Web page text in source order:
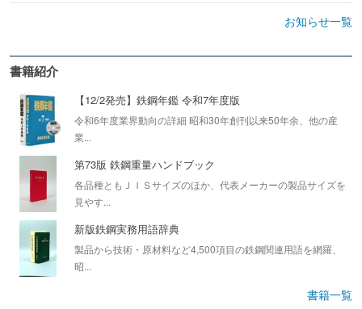
お知らせ一覧
書籍紹介
【12/2発売】鉄鋼年鑑 令和7年度版
令和6年度業界動向の詳細 昭和30年創刊以来50年余、他の産
業...
第73版 鉄鋼重量ハンドブック
各品種ともＪＩＳサイズのほか、代表メーカーの製品サイズを
見やす...
新版鉄鋼実務用語辞典
製品から技術・原材料など4,500項目の鉄鋼関連用語を網羅、
昭...
書籍一覧